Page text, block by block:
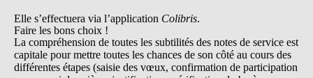
Elle s’effectuera via l’application Colibris.
Faire les bons choix !
La compréhension de toutes les subtilités des notes de service est
capitale pour mettre toutes les chances de son côté au cours des
différentes étapes (saisie des vœux, confirmation de participation